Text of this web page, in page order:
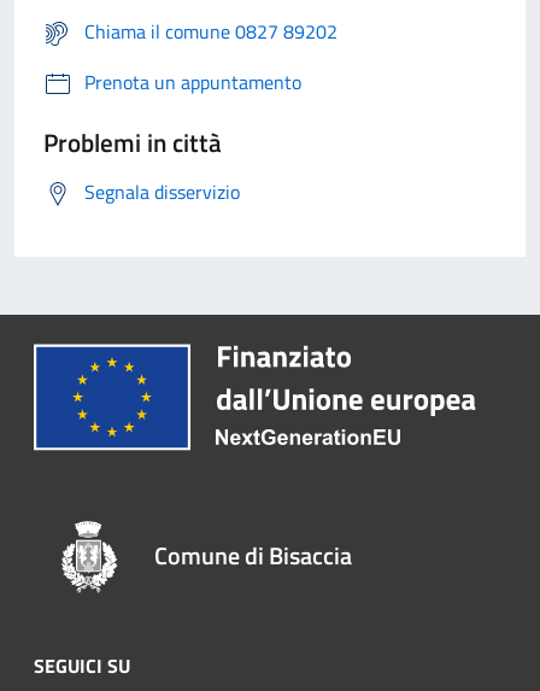
Chiama il comune 0827 89202
Prenota un appuntamento
Problemi in città
Segnala disservizio
Comune di Bisaccia
SEGUICI SU